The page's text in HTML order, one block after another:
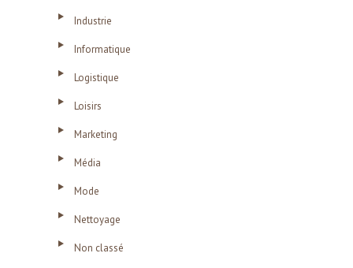
Industrie
Informatique
Logistique
Loisirs
Marketing
Média
Mode
Nettoyage
Non classé